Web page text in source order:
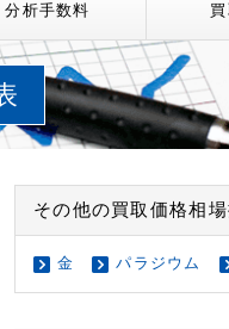
分析手数料
その他の買取価格相
金 パラジウム